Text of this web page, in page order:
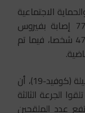
الاجتماعية
، اليوم الثلاثاء ، أنه تم تسجيل 7756 إصابة بفيروس
(كوفيد-19)، وبلغ عدد المتعافين 4779 شخصا، فيما تم
وأبرزت الوزارة في النشرة اليومية لحصيلة (كوفيد-19)، أن
ألف و889 شخصا تلقوا الجرعة الثالثة
عدد الملقحين